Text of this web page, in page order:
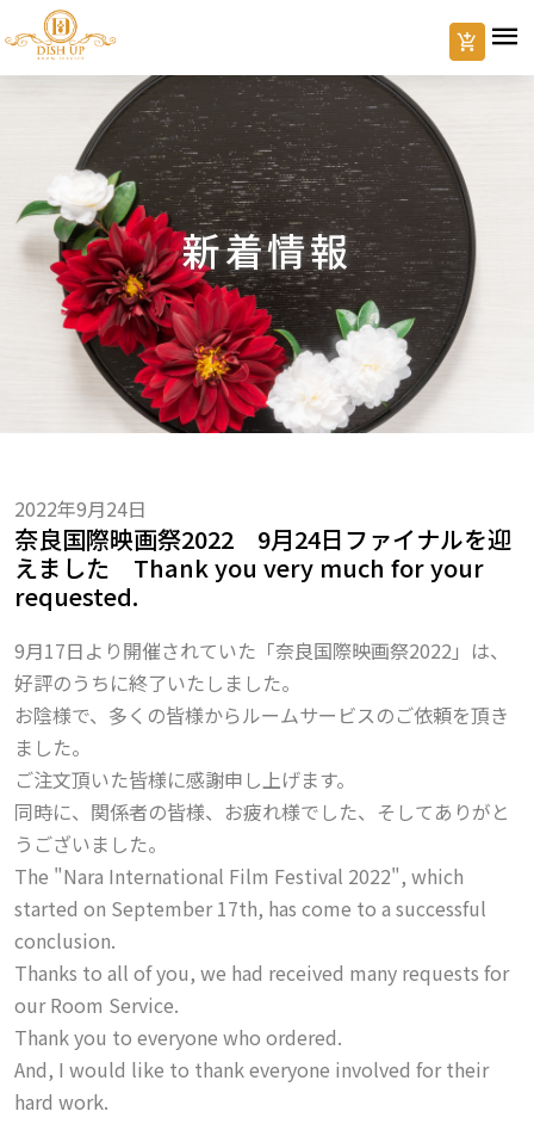
新着情報
2022年9月24日
奈良国際映画祭2022 9月24日ファイナルを迎
えました Thank you very much for your
requested.
9月17日より開催されていた「奈良国際映画祭2022」は、
好評のうちに終了いたしました。
お陰様で、多くの皆様からルームサービスのご依頼を頂き
ました。
ご注文頂いた皆様に感謝申し上げます。
同時に、関係者の皆様、お疲れ様でした、そしてありがと
うございました。
The "Nara International Film Festival 2022", which
started on September 17th, has come to a successful
conclusion.
Thanks to all of you, we had received many requests for
our Room Service.
Thank you to everyone who ordered.
And, I would like to thank everyone involved for their
hard work.